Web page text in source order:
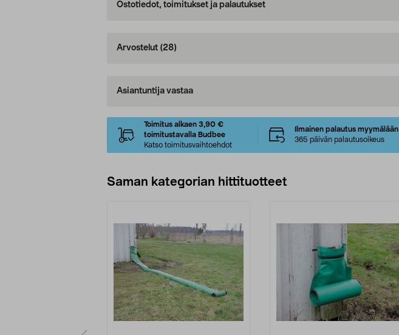
Ostotiedot, toimitukset ja palautukset
Arvostelut (28)
Asiantuntija vastaa
Toimitus alkaen 3,90 €
toimitustavalla Budbee
Katso toimitusvaihtoehdot
Ilmainen palautus myymälään
365 päivän palautusoikeus
Saman kategorian hittituotteet